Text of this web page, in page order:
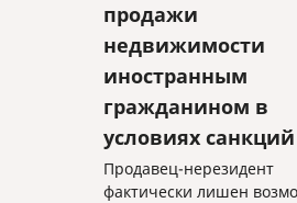
продажи
недвижимости
иностранным
гражданином в
условиях санкций
Продавец-нерезидент
фактически лишен